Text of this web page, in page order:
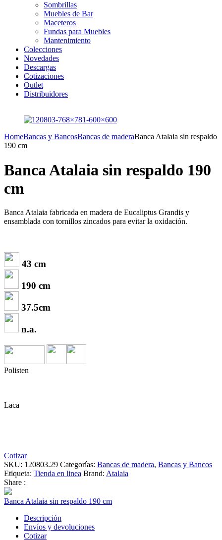
Sombrillas
Muebles de Bar
Maceteros
Fundas para Muebles
Mantenimiento
Colecciones
Novedades
Descargas
Cotizaciones
Outlet
Distribuidores
HomeBancas y BancosBancas de maderaBanca Atalaia sin respaldo
190 cm
Banca Atalaia sin respaldo 190
cm
Banca Atalaia fabricada en madera de Eucaliptus Grandis y
ensamblada con tornillos zincados para evitar la oxidación.
43 cm
190 cm
37.5cm
n.a.
Polisten
Laca
Cotizar
SKU: 120803.29 Categorías: Bancas de madera, Bancas y Bancos
Etiqueta: Tienda en linea Brand: Atalaia
Share :
Banca Atalaia sin respaldo 190 cm
Descripción
Envíos y devoluciones
Cotizar